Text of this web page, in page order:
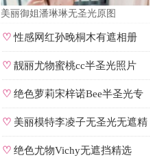
美丽御姐潘琳琳无圣光原图
♡性感网红孙晚桐木有遮相册
♡ 靓丽尤物蜜桃cc半圣光照片
♡ 绝色萝莉宋梓诺Bee半圣光专
辑
♡ 美丽模特李凌子无圣光无遮精
选
♡ 绝色尤物Vichy无遮挡精选